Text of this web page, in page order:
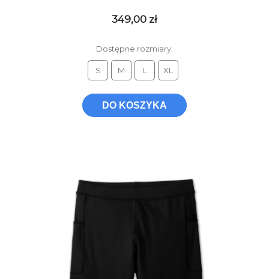
349,00 zł
Dostępne rozmiary:
S M L XL
DO KOSZYKA